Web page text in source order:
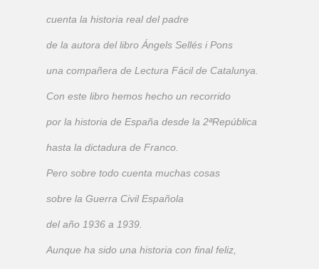
cuenta la historia real del padre
de la autora del libro Ángels Sellés i Pons
una compañera de Lectura Fácil de Catalunya.
Con este libro hemos hecho un recorrido
por la historia de España desde la 2ªRepública
hasta la dictadura de Franco.
Pero sobre todo cuenta muchas cosas
sobre la Guerra Civil Española
del año 1936 a 1939.
Aunque ha sido una historia con final feliz,